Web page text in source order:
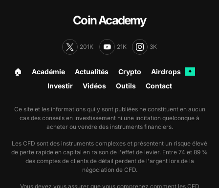
Coin Academy
201K 21K 3K
🏠︎ Académie Actualités Crypto Airdrops ✦
Investir Vidéos Outils Contact
Ce site et les informations qui y sont publiées ne constituent en aucun
cas des conseils en investissement ni une incitation quelconque à
acheter ou vendre des instruments financiers.
Les CFD sont des instruments complexes et présentent un risque élevé
de perte rapide en capital en raison de l'effet de levier. Entre 74 et 89 %
des comptes de clients de détail perdent de l'argent lors de la
négociation de CFD.
Vous devez vous assurer que vous comprenez comment les CFD